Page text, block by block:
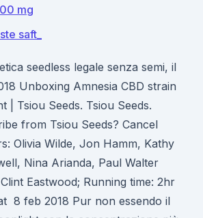
mg
saft_
seedless legale senza semi, il
Unboxing Amnesia CBD strain
| Tsiou Seeds. Tsiou Seeds.
from Tsiou Seeds? Cancel
Olivia Wilde, Jon Hamm, Kathy
Nina Arianda, Paul Walter
Eastwood; Running time: 2hr
8 feb 2018 Pur non essendo il